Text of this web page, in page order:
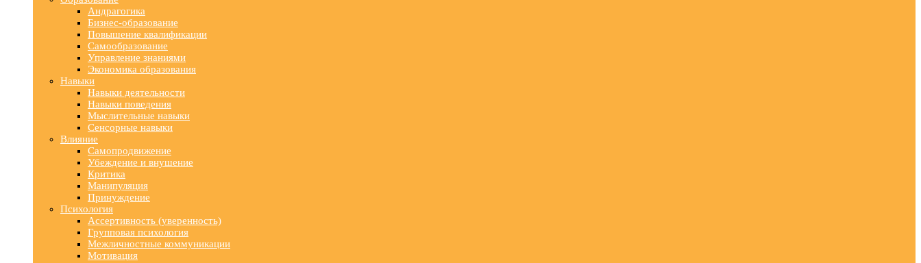
Андрагогика
Бизнес-образование
Повышение квалификации
Самообразование
Управление знаниями
Экономика образования
Навыки
Навыки деятельности
Навыки поведения
Мыслительные навыки
Сенсорные навыки
Влияние
Самопродвижение
Убеждение и внушение
Критика
Манипуляция
Принуждение
Психология
Ассертивность (уверенность)
Групповая психология
Межличностные коммуникации
Мотивация